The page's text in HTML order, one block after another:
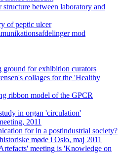
between laboratory and
of peptic ulcer
mod
ground for exhibition curators
collages for the 'Healthy
ribbon model of the GPCR
in organ 'circulation'
2011
for in a postindustrial society?
møde i Oslo, maj 2011
meeting is 'Knowledge on